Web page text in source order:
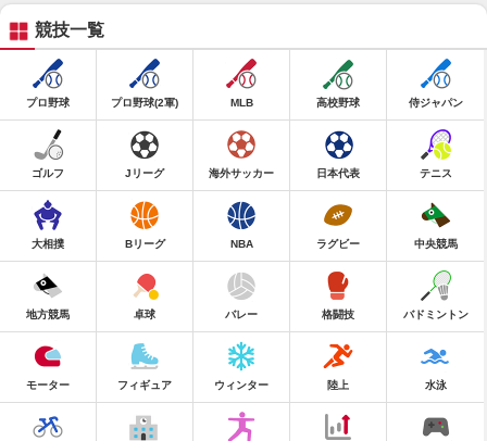
競技一覧
プロ野球 プロ野球(2軍) MLB 高校野球 侍ジャパン
ゴルフ Jリーグ 海外サッカー 日本代表 テニス
大相撲 Bリーグ NBA ラグビー 中央競馬
地方競馬 卓球 バレー 格闘技 バドミントン
モーター フィギュア ウィンター 陸上 水泳